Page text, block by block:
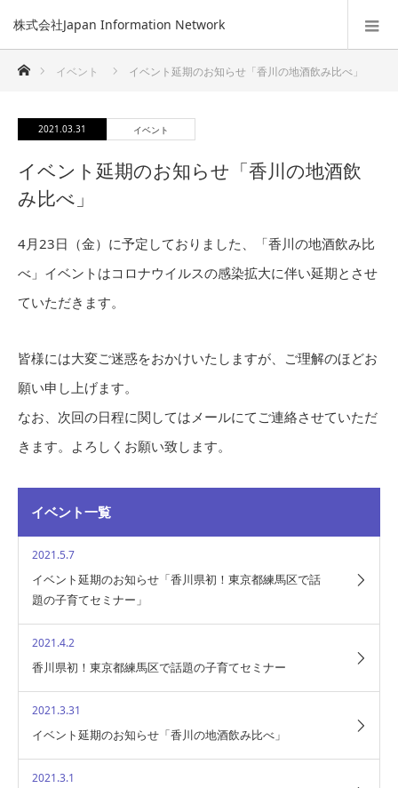
株式会社Japan Information Network
ホーム イベント イベント延期のお知らせ「香川の地酒飲み比べ」
2021.03.31 イベント
イベント延期のお知らせ「香川の地酒飲
み比べ」
4月23日（金）に予定しておりました、「香川の地酒飲み比
べ」イベントはコロナウイルスの感染拡大に伴い延期とさせ
ていただきます。
皆様には大変ご迷惑をおかけいたしますが、ご理解のほどお
願い申し上げます。
なお、次回の日程に関してはメールにてご連絡させていただ
きます。よろしくお願い致します。
イベント一覧
2021.5.7
イベント延期のお知らせ「香川県初！東京都練馬区で話
題の子育てセミナー」
2021.4.2
香川県初！東京都練馬区で話題の子育てセミナー
2021.3.31
イベント延期のお知らせ「香川の地酒飲み比べ」
2021.3.1